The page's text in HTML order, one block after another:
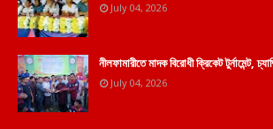
July 04, 2026
নীলফামারীতে মাদক বিরোধী ক্রিকেট টুর্নামেন্ট,
July 04, 2026